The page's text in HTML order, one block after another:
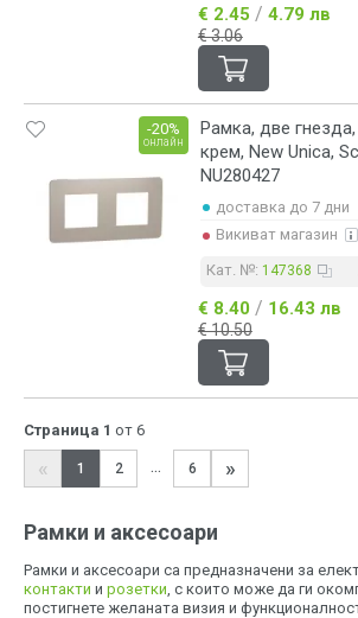
€ 2.45 / 4.79 лв
€ 3.06
Рамка, две
крем, New Unica,
NU280427
-20%
онлайн
доставка до 7 дни
Викиват магазин
Кат. №: 147368
€ 8.40 / 16.43 лв
€ 10.50
Страница 1 от 6
« 1 2 ... 6 »
Рамки и аксесоари
Рамки и аксесоари са предназначени за
контакти и розетки , с които може да ги
постигнете желаната визия и